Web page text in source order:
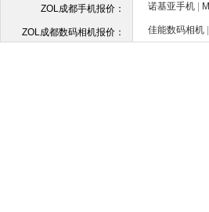
ZOL成都手机报价： 诺基亚手机
ZOL成都数码相机报价： 佳能数码相机